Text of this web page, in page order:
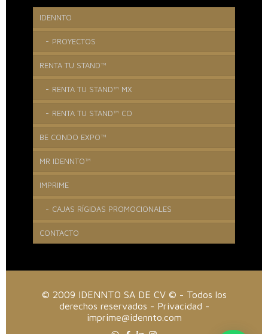
IDENNTO
PROYECTOS
RENTA TU STAND™
RENTA TU STAND™ MX
RENTA TU STAND™ CO
BE CONDO EXPO™
MR IDENNTO™
IMPRIME
CAJAS RÍGIDAS PROMOCIONALES
CONTACTO
© 2009 IDENNTO SA DE CV © - Todos los
derechos reservados - Privacidad -
imprime@idennto.com